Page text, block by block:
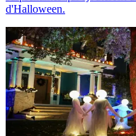
d'Halloween.